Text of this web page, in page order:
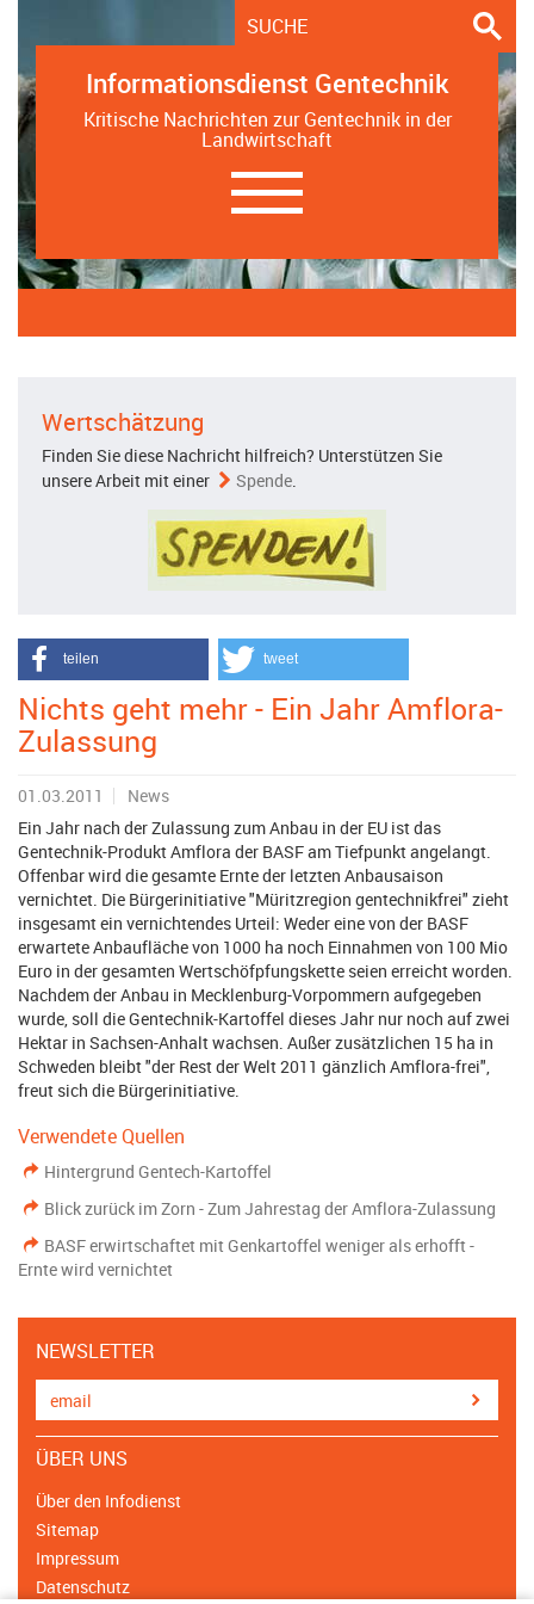
Informationsdienst Gentechnik
Kritische Nachrichten zur Gentechnik in der
Landwirtschaft
Navigation
ein-/ausblenden
Wertschätzung
Finden Sie diese Nachricht hilfreich? Unterstützen Sie
unsere Arbeit mit einer
Spende.
teilen tweet
Nichts geht mehr - Ein Jahr Amflora-
Zulassung
01.03.2011
News
Ein Jahr nach der Zulassung zum Anbau in der EU ist das
Gentechnik-Produkt Amflora der BASF am Tiefpunkt angelangt.
Offenbar wird die gesamte Ernte der letzten Anbausaison
vernichtet. Die Bürgerinitiative "Müritzregion gentechnikfrei" zieht
insgesamt ein vernichtendes Urteil: Weder eine von der BASF
erwartete Anbaufläche von 1000 ha noch Einnahmen von 100 Mio
Euro in der gesamten Wertschöfpfungskette seien erreicht worden.
Nachdem der Anbau in Mecklenburg-Vorpommern aufgegeben
wurde, soll die Gentechnik-Kartoffel dieses Jahr nur noch auf zwei
Hektar in Sachsen-Anhalt wachsen. Außer zusätzlichen 15 ha in
Schweden bleibt "der Rest der Welt 2011 gänzlich Amflora-frei",
freut sich die Bürgerinitiative.
Verwendete Quellen
Hintergrund Gentech-Kartoffel
Blick zurück im Zorn - Zum Jahrestag der Amflora-Zulassung
BASF erwirtschaftet mit Genkartoffel weniger als erhofft -
Ernte wird vernichtet
NEWSLETTER
ÜBER UNS
Über den Infodienst
Sitemap
Impressum
Datenschutz